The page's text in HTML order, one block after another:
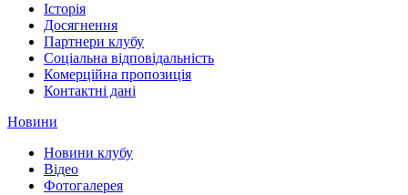
Історія
Досягнення
Партнери клубу
Соціальна відповідальність
Комерційна пропозиція
Контактні дані
Новини
Новини клубу
Відео
Фотогалерея